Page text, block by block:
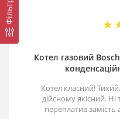
Котел газовий
Котел класний!
дійсному якісний.
переплатив